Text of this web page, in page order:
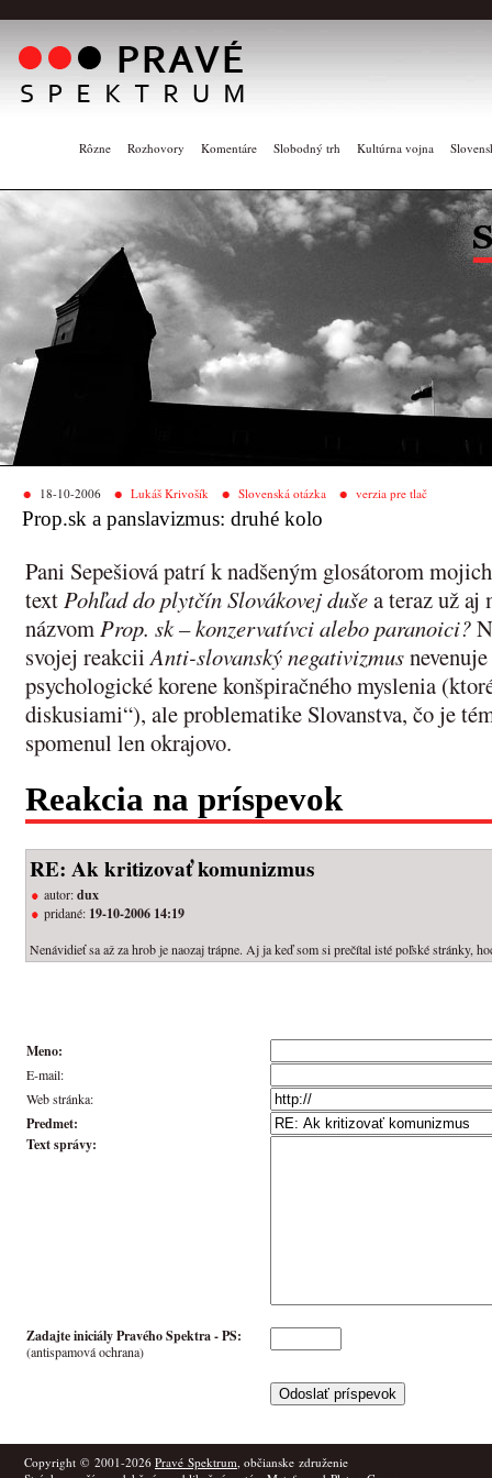
Rôzne Rozhovory Komentáre Slobodný trh Kultúrna vojna
18-10-2006 Lukáš Krivošík Slovenská otázka verzia pre tlač
Prop.sk a panslavizmus: druhé kolo
Pani Sepešiová patrí k nadšeným glosátorom
textPohľad do plytčín Slovákovej dušea teraz už aj
názvomProp. sk – konzervatívci alebo paranoici?
svojej reakciiAnti-slovanský negativizmus
psychologické korene konšpiračného myslenia
diskusiami“), ale problematike Slovanstva, čo je
spomenul len okrajovo.
Reakcia na príspevok
RE: Ak kritizovať komunizmus
autor:dux
pridané: 19-10-2006 14:19
Nenávidieť sa až za hrob je naozaj trápne. Aj ja keď som si prečítal isté poľské stránky,
Meno:
E-mail:
Web stránka:
Predmet:
Text správy:
Zadajte iniciály Pravého Spektra -PS:
(antispamová ochrana)
Copyright © 2001-2026 Pravé Spektrum, občianske združenie